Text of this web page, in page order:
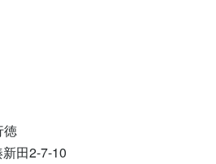
徳
田2-7-10